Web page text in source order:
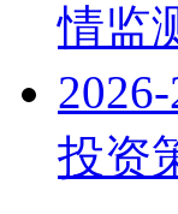
情监
投资